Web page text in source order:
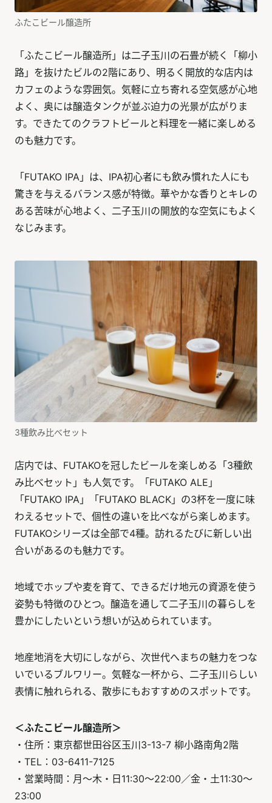
ふたこビール醸造所
「ふたこビール醸造所」は二子玉川の石畳が続く「柳小
路」を抜けたビルの2階にあり、明るく開放的な店内は
カフェのような雰囲気。気軽に立ち寄れる空気感が心地
よく、奥には醸造タンクが並ぶ迫力の光景が広がりま
す。できたてのクラフトビールと料理を一緒に楽しめる
のも魅力です。
「FUTAKO IPA」は、IPA初心者にも飲み慣れた人にも
驚きを与えるバランス感が特徴。華やかな香りとキレの
ある苦味が心地よく、二子玉川の開放的な空気にもよく
なじみます。
3種飲み比べセット
店内では、FUTAKOを冠したビールを楽しめる「3種飲
み比べセット」も人気です。「FUTAKO ALE」
「FUTAKO IPA」「FUTAKO BLACK」の3杯を一度に味
わえるセットで、個性の違いを比べながら楽しめます。
FUTAKOシリーズは全部で4種。訪れるたびに新しい出
合いがあるのも魅力です。
地域でホップや麦を育て、できるだけ地元の資源を使う
姿勢も特徴のひとつ。醸造を通して二子玉川の暮らしを
豊かにしたいという想いが込められています。
地産地消を大切にしながら、次世代へまちの魅力をつな
いでいるブルワリー。気軽な一杯から、二子玉川らしい
表情に触れられる、散歩にもおすすめのスポットです。
＜ふたこビール醸造所＞
・住所：東京都世田谷区玉川3-13-7 柳小路南角2階
・TEL：03-6411-7125
・営業時間：月～木・日11:30～22:00／金・土11:30～
23:00